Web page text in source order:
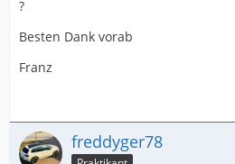
?
Besten Dank vorab
Franz
freddyger78